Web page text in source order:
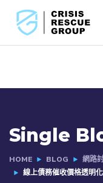
Single
HOME BLOG
網路
線上債務催收價格透明